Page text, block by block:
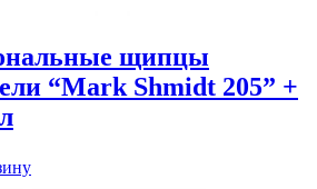
щипцы
“Mark Shmidt 205” +